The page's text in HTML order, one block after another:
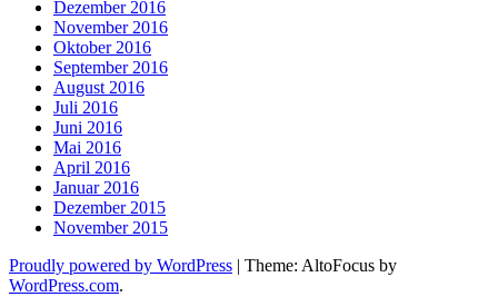
Dezember 2016
November 2016
Oktober 2016
September 2016
August 2016
Juli 2016
Juni 2016
Mai 2016
April 2016
Januar 2016
Dezember 2015
November 2015
Proudly powered by WordPress | Theme: AltoFocus by
WordPress.com.